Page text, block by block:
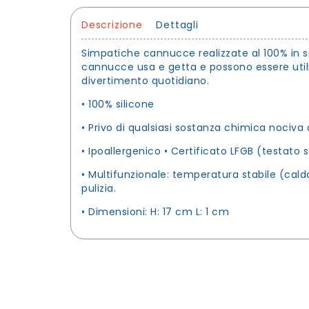
Descrizione Dettagli
Simpatiche cannucce realizzate al 100%
cannucce usa e getta e possono essere
divertimento quotidiano.
• 100% silicone
• Privo di qualsiasi sostanza chimica
• Ipoallergenico • Certificato LFGB (testato
• Multifunzionale: temperatura stabile
pulizia.
• Dimensioni: H: 17 cm L: 1 cm